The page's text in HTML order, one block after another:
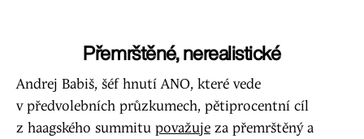
Přemrštěné, nerealistické
Andrej Babiš, šéf hnutí ANO, které vede
v předvolebních průzkumech, pětiprocentní cíl
z haagského summitu považuje za přemrštěný a